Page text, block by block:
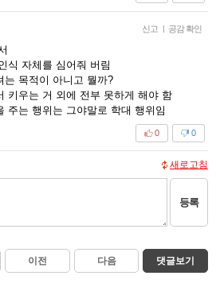
신고 | 공감 확인
식 자체를 심어줘 버림
는 목적이 아니고 뭘까?
키우는 거 외에 전부 못하게 해야 함
주는 행위는 그야말로 학대 행위임
0
0
새로고침
등록
이전 다음 댓글보기